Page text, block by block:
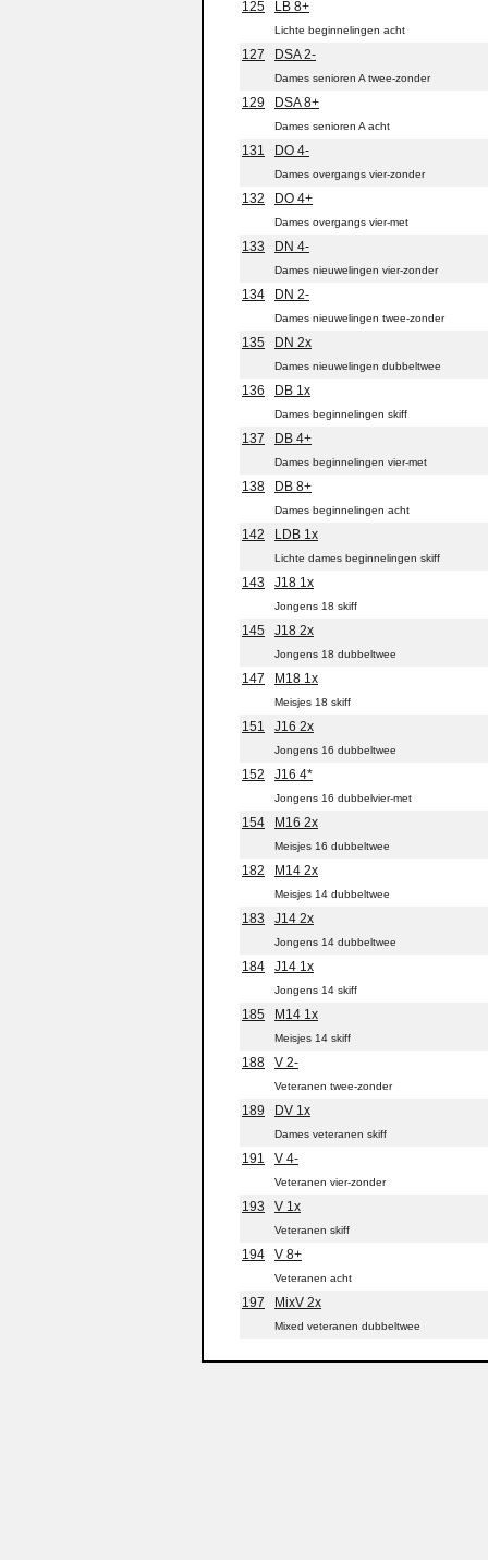
125 LB 8+
Lichte beginnelingen acht
127 DSA 2-
Dames senioren A twee-zonder
129 DSA 8+
Dames senioren A acht
131 DO 4-
Dames overgangs vier-zonder
132 DO 4+
Dames overgangs vier-met
133 DN 4-
Dames nieuwelingen vier-zonder
134 DN 2-
Dames nieuwelingen twee-zonder
135 DN 2x
Dames nieuwelingen dubbeltwee
136 DB 1x
Dames beginnelingen skiff
137 DB 4+
Dames beginnelingen vier-met
138 DB 8+
Dames beginnelingen acht
142 LDB 1x
Lichte dames beginnelingen skiff
143 J18 1x
Jongens 18 skiff
145 J18 2x
Jongens 18 dubbeltwee
147 M18 1x
Meisjes 18 skiff
151 J16 2x
Jongens 16 dubbeltwee
152 J16 4*
Jongens 16 dubbelvier-met
154 M16 2x
Meisjes 16 dubbeltwee
182 M14 2x
Meisjes 14 dubbeltwee
183 J14 2x
Jongens 14 dubbeltwee
184 J14 1x
Jongens 14 skiff
185 M14 1x
Meisjes 14 skiff
188 V 2-
Veteranen twee-zonder
189 DV 1x
Dames veteranen skiff
191 V 4-
Veteranen vier-zonder
193 V 1x
Veteranen skiff
194 V 8+
Veteranen acht
197 MixV 2x
Mixed veteranen dubbeltwee